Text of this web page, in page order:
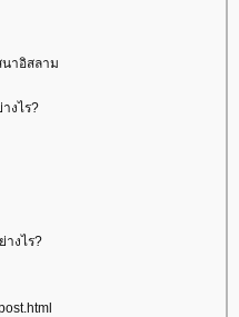
าอิสลาม
งไร?
างไร?